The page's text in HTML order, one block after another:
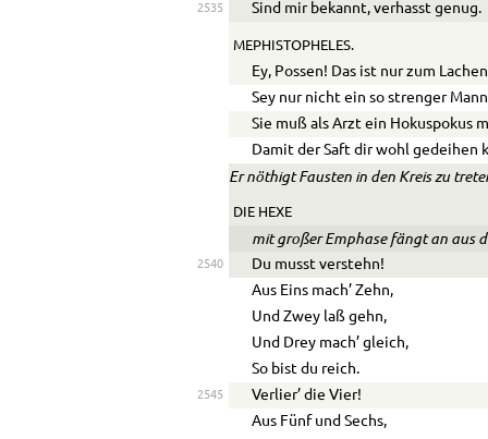
2535 Sind mir bekannt, verhasst genug.
MEPHISTOPHELES.
Ey, Possen! Das ist nur zum
Sey nur nicht ein so strenger
Sie muß als Arzt ein Hokuspokus
Damit der Saft dir wohl gedeihen
Er nöthigt Fausten in den Kreis zu
DIE HEXE
mit großer Emphase fängt an aus
2540
Du musst verstehn!
Aus Eins mach’ Zehn,
Und Zwey laß gehn,
Und Drey mach’ gleich,
So bist du reich.
2545
Verlier’ die Vier!
Aus Fünf und Sechs,